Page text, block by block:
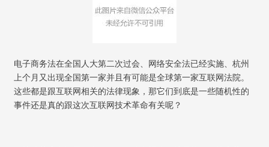
电子商务法在全国人大第二次过会、网络安全法已经实施、杭州
上个月又出现全国第一家并且有可能是全球第一家互联网法院。
这些都是跟互联网相关的法律现象，那它们到底是一些随机性的
事件还是真的跟这次互联网技术革命有关呢？